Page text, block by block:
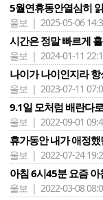
5월연휴동안열심히
울보 | 2025-05-06
시간은 정말 빠르게
울보 | 2024-01-11
나이가 나이인지라
울보 | 2023-07-11
9.1일 모처럼 배란다
울보 | 2022-09-01
휴가동안 내가 애정
울보 | 2022-07-24
아침 6시45분 요즘
울보 | 2022-03-08